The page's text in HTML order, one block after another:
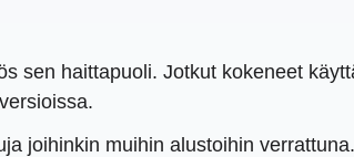
sen haittapuoli. Jotkut kokeneet
joihinkin muihin alustoihin verrattuna.